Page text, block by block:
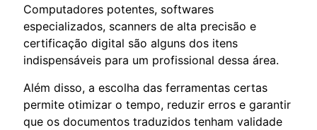
Computadores potentes, softwares
especializados, scanners de alta precisão e
certificação digital são alguns dos itens
indispensáveis para um profissional dessa área.
Além disso, a escolha das ferramentas certas
permite otimizar o tempo, reduzir erros e garantir
que os documentos traduzidos tenham validade